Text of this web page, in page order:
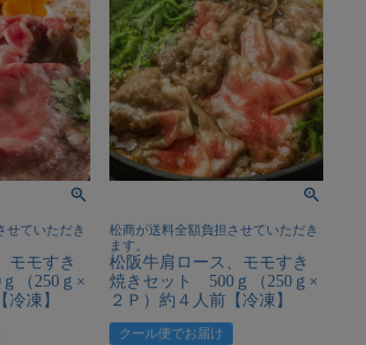
せていただき
モモすき
（250ｇ×
冷凍】
松商が送料全額負担させていただき
ます。
松阪牛肩ロース、モモすき
焼きセット 500ｇ（250ｇ×
２Ｐ）約４人前【冷凍】
クール便でお届け